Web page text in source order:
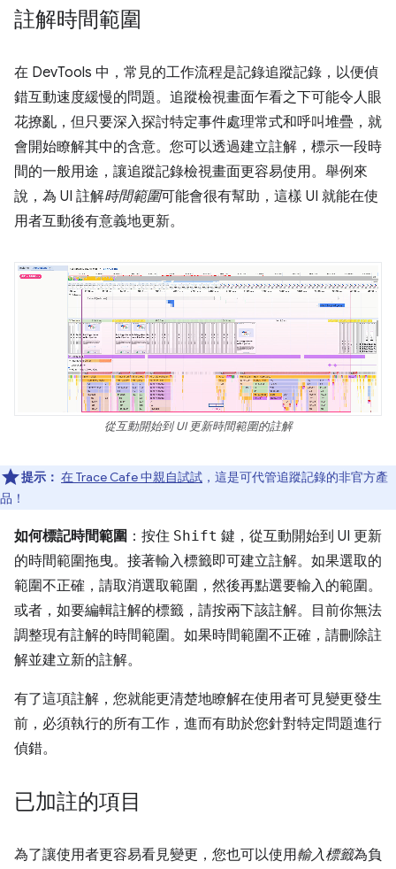
註解時間範圍
在 DevTools 中，常見的工作流程是記錄追蹤記錄，以便偵
錯互動速度緩慢的問題。追蹤檢視畫面乍看之下可能令人眼
花撩亂，但只要深入探討特定事件處理常式和呼叫堆疊，就
會開始瞭解其中的含意。您可以透過建立註解，標示一段時
間的一般用途，讓追蹤記錄檢視畫面更容易使用。舉例來
說，為 UI 註解時間範圍可能會很有幫助，這樣 UI 就能在使
用者互動後有意義地更新。
從互動開始到 UI 更新時間範圍的註解
提示： 在 Trace Cafe 中親自試試 ，這是可代管追蹤記錄的非官方產
品！
如何標記時間範圍 ：按住 Shift 鍵，從互動開始到 UI 更新
的時間範圍拖曳。接著輸入標籤即可建立註解。如果選取的
範圍不正確，請取消選取範圍，然後再點選要輸入的範圍。
或者，如要編輯註解的標籤，請按兩下該註解。目前你無法
調整現有註解的時間範圍。如果時間範圍不正確，請刪除註
解並建立新的註解。
有了這項註解，您就能更清楚地瞭解在使用者可見變更發生
前，必須執行的所有工作，進而有助於您針對特定問題進行
偵錯。
已加註的項目
為了讓使用者更容易看見變更，您也可以使用輸入標籤為負